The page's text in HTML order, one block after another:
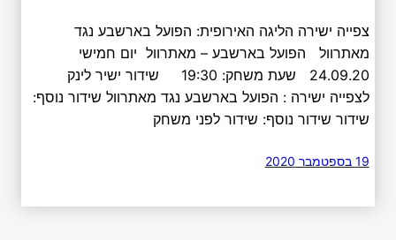
צפייה ישירה הליגה האירופית: הפועל בארשבע נגד
מאתרוול הפועל בארשבע – מאתרוול יום חמישי
24.09.20 שעת משחק: 19:30 שידור ישיר לינק
לצפייה ישירה : הפועל בארשבע נגד מאתרוול שידור נוסף:
שידור שידור נוסף: שידור לפני משחק
19 בספטמבר 2020